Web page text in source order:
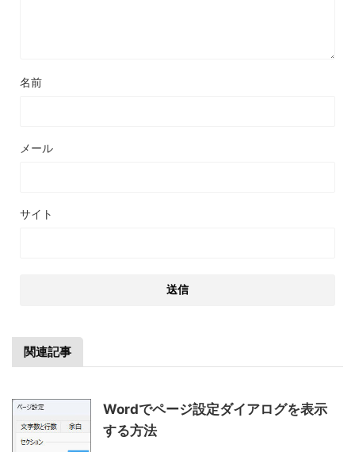
名前
メール
サイト
関連記事
Wordでページ設定ダイアログを表示
する方法